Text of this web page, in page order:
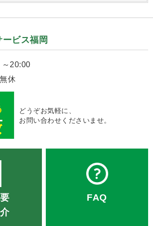
ビス福岡
20:00
休
どうぞお気軽に、
お問い合わせくださいませ。
FAQ